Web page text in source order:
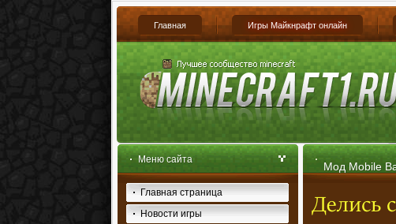
Главная Игры Майкнрафт онлайн
Меню сайта
Главная страница
Новости игры
Мод Mobile